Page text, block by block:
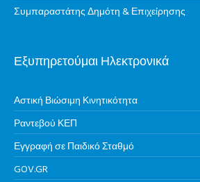
Συμπαραστάτης Δημότη & Επιχείρησης
Εξυπηρετούμαι Ηλεκτρονικά
Αστική Βιώσιμη Κινητικότητα
Ραντεβού ΚΕΠ
Εγγραφή σε Παιδικό Σταθμό
GOV.GR